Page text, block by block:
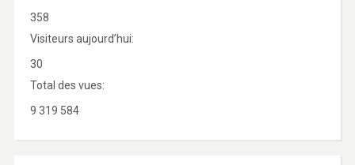
358
Visiteurs aujourd’hui:
30
Total des vues:
9 319 584